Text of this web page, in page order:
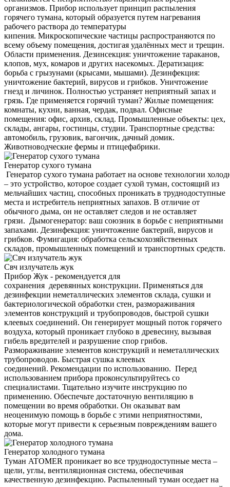
организмов. Прибор использует принцип распыления
горячего тумана, который образуется путем нагревания
рабочего раствора до температуры
кипения. Микроскопические частицы распространяются по
всему объему помещения, достигая удалённых мест и трещин.
Области применения. Дезинсекция: уничтожение тараканов,
клопов, мух, комаров и других насекомых. Дератизация:
борьба с грызунами (крысами, мышами). Дезинфекция:
уничтожение бактерий, вирусов и грибков. Уничтожение
гнезд и личинок. Полностью устраняет неприятный запах и
грязь. Где применяется горячий туман? Жилые помещения:
комнаты, кухни, ванная, чердак, подвал. Офисные
помещения: офис, архив, склад. Промышленные объекты: цех,
склады, ангары, гостинцы, студии. Транспортные средства:
автомобиль, грузовик, вагончик, дачный домик.
Животноводческие фермы и птицефабрики.
Генератор сухого тумана
Генератор сухого тумана работает на основе технологии
– это устройство, которое создает сухой туман, состоящий из
мельчайших частиц, способных проникать в труднодоступные
места и истребитель неприятных запахов. В отличие от
обычного дыма, он не оставляет следов и не оставляет
грязи. Дымогенератор: ваш союзник в борьбе с неприятными
запахами. Дезинфекция: уничтожение бактерий, вирусов и
грибков. Фумигация: обработка сельскохозяйственных
складов, промышленных помещений и транспортных средств.
Свч излучатель жук
Прибор Жук - рекомендуется для
сохранения деревянных конструкции. Применяться для
дезинфекции неметаллических элементов склада, сушки и
бактериологической обработки стен, размораживания
элементов конструкций и трубопроводов, быстрой сушки
клеевых соединений. Он генерирует мощный поток горячего
воздуха, который проникает глубоко в древесину, вызывая
гибель вредителей и разрушение спор грибов.
Размораживание элементов конструкций и неметаллических
трубопроводов. Быстрая сушка клеевых
соединений. Рекомендации по использованию. Перед
использованием прибора проконсультируйтесь со
специалистами. Тщательно изучите инструкцию по
применению. Обеспечьте достаточную вентиляцию в
помещении во время обработки. Он оказыват вам
неоценимую помощь в борьбе с этими неприятностями,
которые могут привести к серьезным повреждениям вашего
дома.
Генератор холодного тумана
Туман ATOMER проникает во все труднодоступные места –
щели, углы, вентиляционная система, обеспечивая
качественную дезинфекцию. Распыленный туман оседает на